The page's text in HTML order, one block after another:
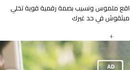
ملموس ونسيب بصمة رقمية قوية تخلي
ميثقوش في حد غيرك
+